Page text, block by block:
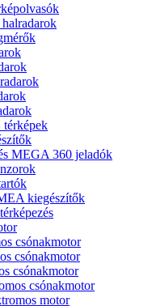
MEGA 360 jeladók
kiegészítők
csónakmotor
csónakmotor
csónakmotor
csónakmotor
motor